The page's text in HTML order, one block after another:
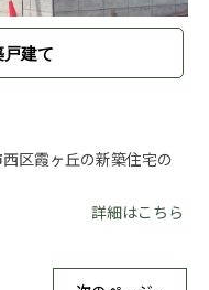
建て
区霞ヶ丘の新築住宅の
詳細はこちら